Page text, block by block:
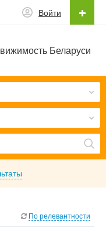
Беларуси
Войти
По релевантности